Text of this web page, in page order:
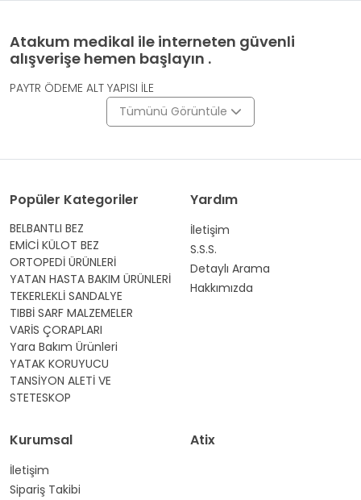
Atakum medikal ile interneten güvenli
alışverişe hemen başlayın .
PAYTR ÖDEME ALT YAPISI İLE
Tümünü Görüntüle
Popüler Kategoriler
BELBANTLI BEZ
EMİCİ KÜLOT BEZ
ORTOPEDİ ÜRÜNLERİ
YATAN HASTA BAKIM ÜRÜNLERİ
TEKERLEKLİ SANDALYE
TIBBİ SARF MALZEMELER
VARİS ÇORAPLARI
Yara Bakım Ürünleri
YATAK KORUYUCU
TANSİYON ALETİ VE
STETESKOP
Yardım
İletişim
S.S.S.
Detaylı Arama
Hakkımızda
Kurumsal
İletişim
Sipariş Takibi
Atix